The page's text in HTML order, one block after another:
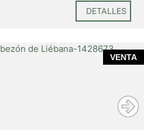
una opción ideal para vivienda
o vacacional.
DETALLES
VENTA